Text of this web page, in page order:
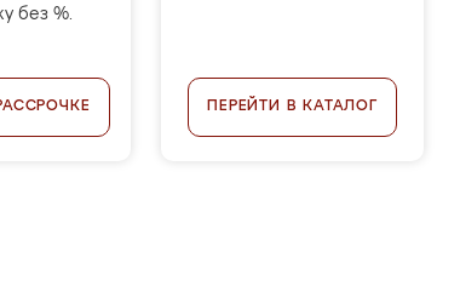
без %.
ПЕРЕЙТИ В КАТАЛОГ